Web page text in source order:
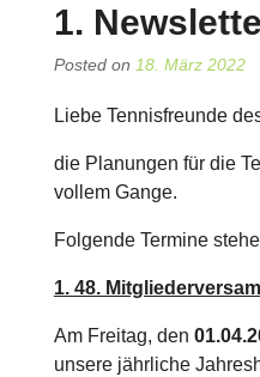
1.
Posted on 18. März 2022
Liebe Tennisfreunde
die Planungen für die
vollem Gange.
Folgende Termine
1. 48.
Am Freitag, den
unsere jährliche